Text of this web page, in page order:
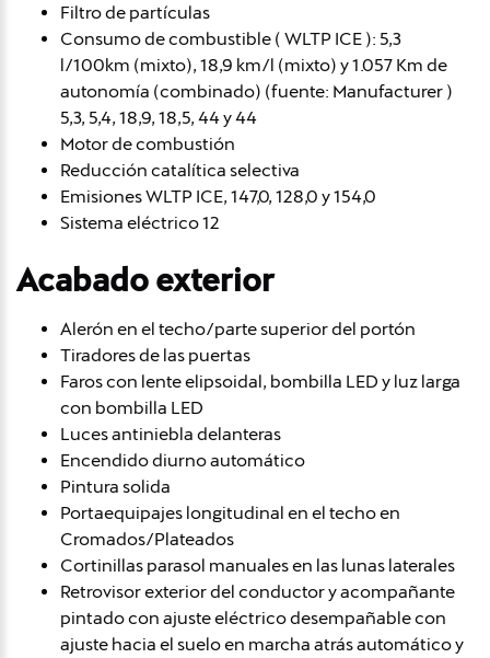
Filtro de partículas
Consumo de combustible ( WLTP ICE ): 5,3
l/100km (mixto), 18,9 km/l (mixto) y 1.057 Km de
autonomía (combinado) (fuente: Manufacturer )
5,3, 5,4, 18,9, 18,5, 44 y 44
Motor de combustión
Reducción catalítica selectiva
Emisiones WLTP ICE, 147,0, 128,0 y 154,0
Sistema eléctrico 12
Acabado exterior
Alerón en el techo/parte superior del portón
Tiradores de las puertas
Faros con lente elipsoidal, bombilla LED y luz larga
con bombilla LED
Luces antiniebla delanteras
Encendido diurno automático
Pintura solida
Portaequipajes longitudinal en el techo en
Cromados/Plateados
Cortinillas parasol manuales en las lunas laterales
Retrovisor exterior del conductor y acompañante
pintado con ajuste eléctrico desempañable con
ajuste hacia el suelo en marcha atrás automático y